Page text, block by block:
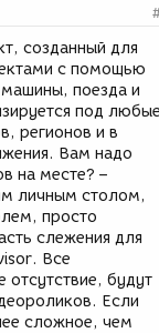
созданный для
с помощью
поезда и
под
регионов и в
Вам надо
на месте? –
личным столом,
просто
слежения для
Все
будут
Если
сложное, чем